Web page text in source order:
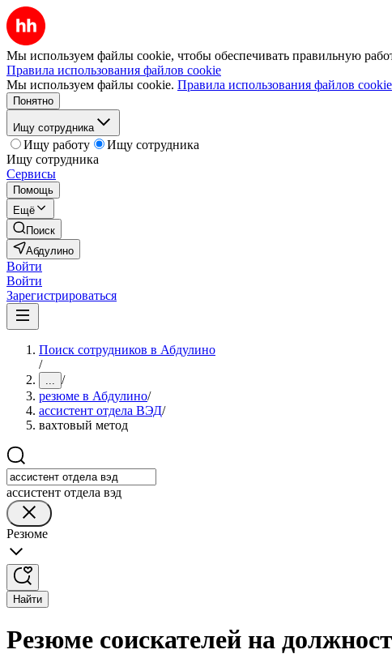
Мы используем файлы cookie, чтобы обеспечивать правильную
Правила использования файлов cookie
Мы используем файлы cookie. Правила использования файлов cookie
Понятно
Ищу сотрудника
Ищу работу
Ищу сотрудника
Ищу сотрудника
Сервисы
Помощь
Ещё
Поиск
Абдулино
Войти
Войти
Зарегистрироваться
Поиск сотрудников в Абдулино
/
... /
резюме в Абдулино/
ассистент отдела ВЭД/
вахтовый метод
ассистент отдела вэд
Резюме
Найти
Резюме соискателей на